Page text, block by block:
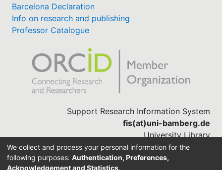
Barcelona Declaration
Info on research and publishing
Professor Catalogue
Support Research Information System
fis(at)uni-bamberg.de
University Library
(0951) 863-1568
We collect and process your personal information for the
following purposes: Authentication, Preferences,
Acknowledgement and Statistics.